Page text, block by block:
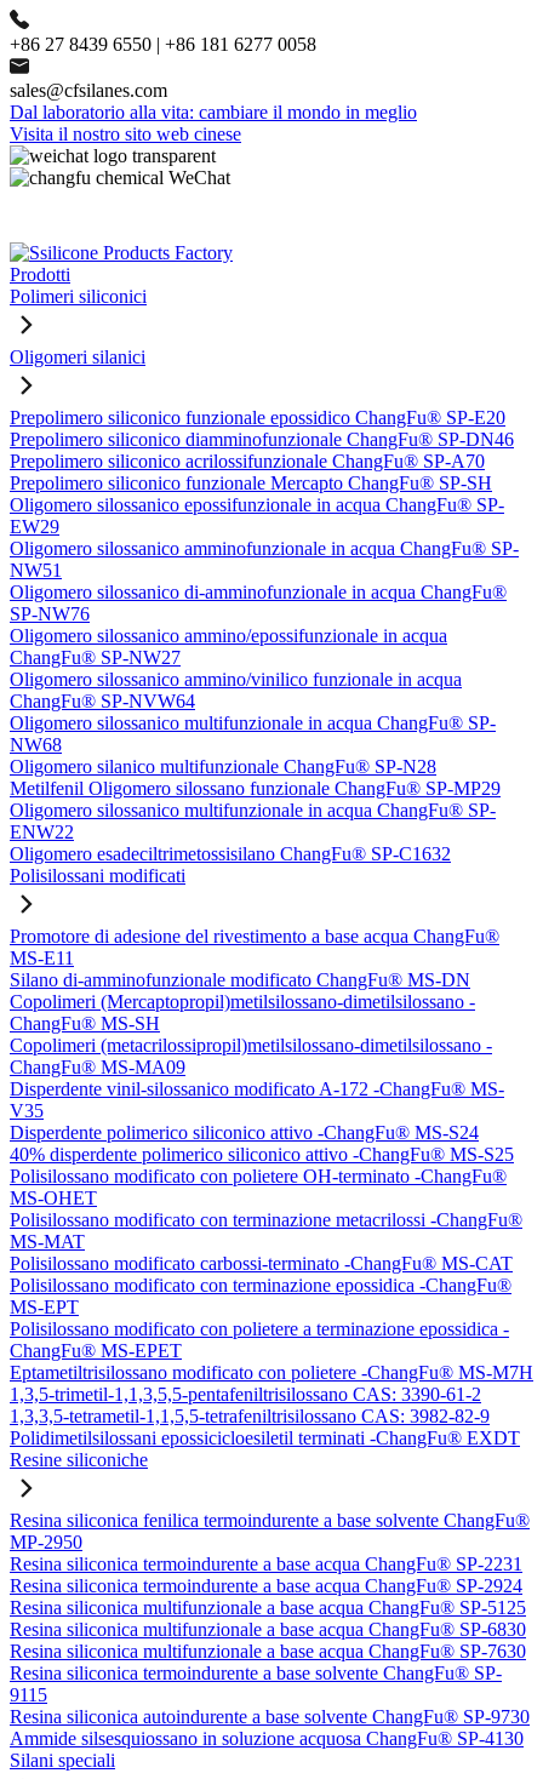
+86 27 8439 6550 | +86 181 6277 0058
sales@cfsilanes.com
Dal laboratorio alla vita: cambiare il mondo in meglio
Visita il nostro sito web cinese
Prodotti
Polimeri siliconici
Oligomeri silanici
Prepolimero siliconico funzionale epossidico ChangFu® SP-E20
Prepolimero siliconico diamminofunzionale ChangFu® SP-DN46
Prepolimero siliconico acrilossifunzionale ChangFu® SP-A70
Prepolimero siliconico funzionale Mercapto ChangFu® SP-SH
Oligomero silossanico epossifunzionale in acqua ChangFu® SP-
EW29
Oligomero silossanico amminofunzionale in acqua ChangFu® SP-
NW51
Oligomero silossanico di-amminofunzionale in acqua ChangFu®
SP-NW76
Oligomero silossanico ammino/epossifunzionale in acqua
ChangFu® SP-NW27
Oligomero silossanico ammino/vinilico funzionale in acqua
ChangFu® SP-NVW64
Oligomero silossanico multifunzionale in acqua ChangFu® SP-
NW68
Oligomero silanico multifunzionale ChangFu® SP-N28
Metilfenil Oligomero silossano funzionale ChangFu® SP-MP29
Oligomero silossanico multifunzionale in acqua ChangFu® SP-
ENW22
Oligomero esadeciltrimetossisilano ChangFu® SP-C1632
Polisilossani modificati
Promotore di adesione del rivestimento a base acqua ChangFu®
MS-E11
Silano di-amminofunzionale modificato ChangFu® MS-DN
Copolimeri (Mercaptopropil)metilsilossano-dimetilsilossano -
ChangFu® MS-SH
Copolimeri (metacrilossipropil)metilsilossano-dimetilsilossano -
ChangFu® MS-MA09
Disperdente vinil-silossanico modificato A-172 -ChangFu® MS-
V35
Disperdente polimerico siliconico attivo -ChangFu® MS-S24
40% disperdente polimerico siliconico attivo -ChangFu® MS-S25
Polisilossano modificato con polietere OH-terminato -ChangFu®
MS-OHET
Polisilossano modificato con terminazione metacrilossi -ChangFu®
MS-MAT
Polisilossano modificato carbossi-terminato -ChangFu® MS-CAT
Polisilossano modificato con terminazione epossidica -ChangFu®
MS-EPT
Polisilossano modificato con polietere a terminazione epossidica -
ChangFu® MS-EPET
Eptametiltrisilossano modificato con polietere -ChangFu® MS-M7H
1,3,5-trimetil-1,1,3,5,5-pentafeniltrisilossano CAS: 3390-61-2
1,3,3,5-tetrametil-1,1,5,5-tetrafeniltrisilossano CAS: 3982-82-9
Polidimetilsilossani epossicicloesiletil terminati -ChangFu® EXDT
Resine siliconiche
Resina siliconica fenilica termoindurente a base solvente ChangFu®
MP-2950
Resina siliconica termoindurente a base acqua ChangFu® SP-2231
Resina siliconica termoindurente a base acqua ChangFu® SP-2924
Resina siliconica multifunzionale a base acqua ChangFu® SP-5125
Resina siliconica multifunzionale a base acqua ChangFu® SP-6830
Resina siliconica multifunzionale a base acqua ChangFu® SP-7630
Resina siliconica termoindurente a base solvente ChangFu® SP-
9115
Resina siliconica autoindurente a base solvente ChangFu® SP-9730
Ammide silsesquiossano in soluzione acquosa ChangFu® SP-4130
Silani speciali